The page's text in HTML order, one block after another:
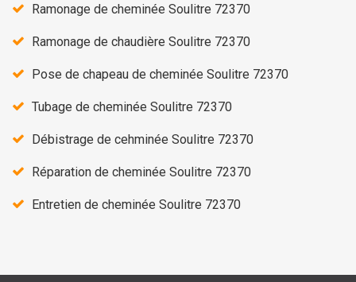
Ramonage de cheminée Soulitre 72370
Ramonage de chaudière Soulitre 72370
Pose de chapeau de cheminée Soulitre 72370
Tubage de cheminée Soulitre 72370
Débistrage de cehminée Soulitre 72370
Réparation de cheminée Soulitre 72370
Entretien de cheminée Soulitre 72370